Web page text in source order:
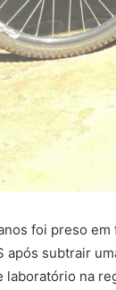
foi preso
após subtrair
laboratório na